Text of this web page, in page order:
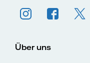
Über uns